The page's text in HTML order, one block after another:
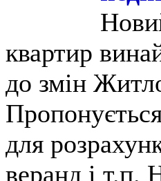
квартир
до змін
для
веранд і т.п.